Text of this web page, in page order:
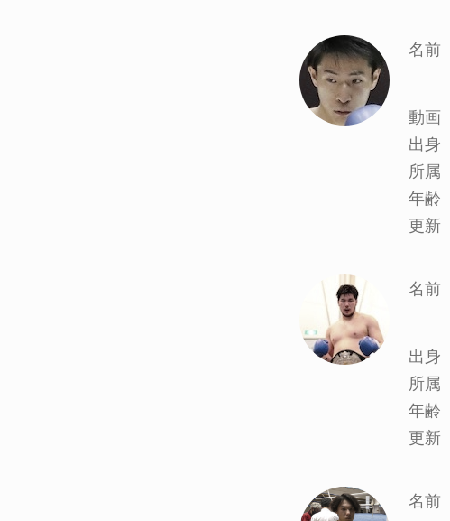
名前
動画
出身
所属
年齢
更新
名前
出身
所属
年齢
更新
名前